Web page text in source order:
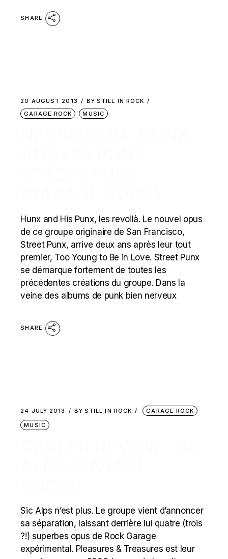
SHARE
20 AUGUST 2013 BY STILL IN ROCK
GARAGE ROCK
MUSIC
Hunx and His Punx, les revoilà. Le nouvel opus
de ce groupe originaire de San Francisco,
Street Punx, arrive deux ans après leur tout
premier, Too Young to Be in Love. Street Punx
se démarque fortement de toutes les
précédentes créations du groupe. Dans la
veine des albums de punk bien nerveux
SHARE
24 JULY 2013 BY STILL IN ROCK
GARAGE ROCK
MUSIC
Sic Alps n’est plus. Le groupe vient d’annoncer
sa séparation, laissant derrière lui quatre (trois
?!) superbes opus de Rock Garage
expérimental. Pleasures & Treasures est leur